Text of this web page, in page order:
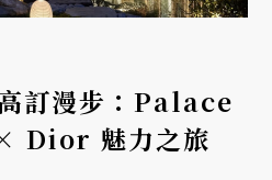
訂漫步：Palace
Dior 魅力之旅